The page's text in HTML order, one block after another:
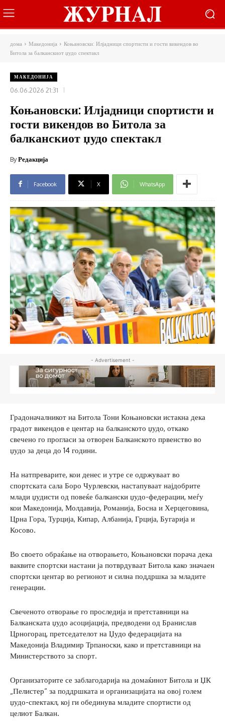
дома Македонија
Коњановски: Илјадници спортисти и гости викендов во
Битола за балканскиот џудо спектакл
МАКЕДОНИЈА
06.06.2026 21:31
Коњановски: Илјадници спортисти и
гости викендов во Битола за
балканскиот џудо спектакл
ByРедакција
Facebook X WhatsApp
- Advertisement -
Градоначалникот на Битола Тони Коњановски истакна дека
градот викендов е центар на балканското џудо, откако
свечено го прогласи за отворен Балканското првенство во
џудо за деца до 14 години.
На натпреварите, кои денес и утре се одржуваат во
спортската сала Боро Чурлевски, настапуваат најдобрите
млади џудисти од повеќе балкански џудо-федерации, меѓу
кои Македонија, Молдавија, Романија, Босна и Херцеговина,
Црна Гора, Турција, Кипар, Албанија, Грција, Бугарија и
Косово.
Во своето обраќање на отворањето, Коњановски порача дека
ваквите спортски настани ја потврдуваат Битола како значаен
спортски центар во регионот и силна поддршка за младите
генерации.
Свеченото отворање го проследија и претставници на
Балканската џудо асоцијација, предводени од Бранислав
Црногорац, претседателот на Џудо федерацијата на
Македонија Владимир Трпаноски, како и претставници на
Министерството за спорт.
Организаторите се заблагодарија на домаќинот Битола и ЏК
„Пелистер“ за поддршката и организацијата на овој голем
џудо-спектакл, кој ги обединува младите спортисти од
целиот Балкан.